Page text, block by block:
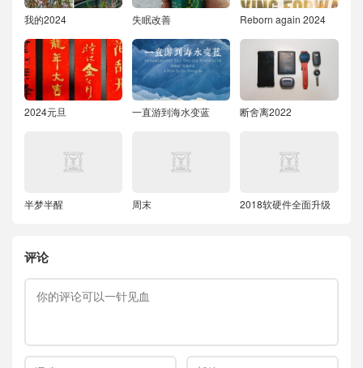
我的2024 失眠改善 Reborn again 2024
2024元旦 一直游到海水变蓝 断舍离2022
半梦半醒 周末 2018软硬件全面升级
评论